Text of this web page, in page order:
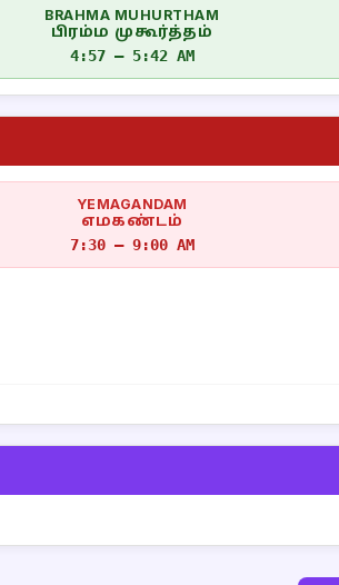
BRAHMA MUHURTHAM
பிரம்ம முகூர்த்தம்
4:57 – 5:42 AM
YEMAGANDAM
எமகண்டம்
7:30 – 9:00 AM